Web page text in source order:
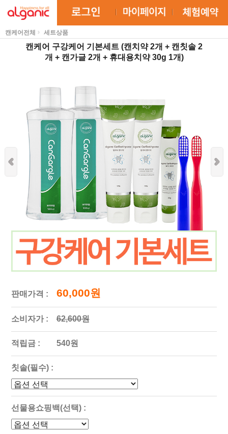
캔케어전체 세트상품
캔케어 구강케어 기본세트 (캔치약 2개 + 캔칫솔 2
개 + 캔가글 2개 + 휴대용치약 30g 1개)
판매가격 : 60,000원
소비자가 : 62,600원
적립금 : 540원
칫솔(필수) :
선물용쇼핑백(선택) :